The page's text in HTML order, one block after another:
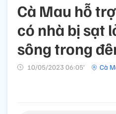
Cà Mau hỗ
có nhà bị sạt
sông trong
10/05/2023 06:05’ Cà